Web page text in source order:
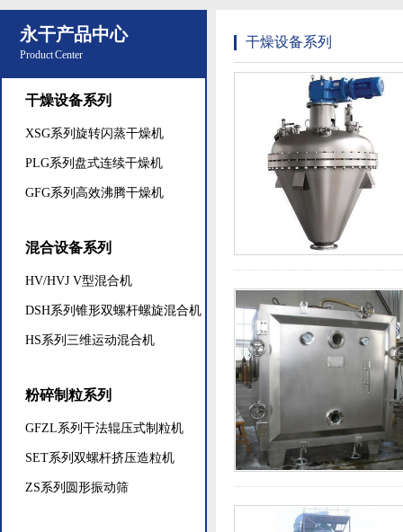
永干产品中心
Product Center
干燥设备系列
XSG系列旋转闪蒸干燥机
PLG系列盘式连续干燥机
GFG系列高效沸腾干燥机
混合设备系列
HV/HVJ V型混合机
DSH系列锥形双螺杆螺旋混合机
HS系列三维运动混合机
粉碎制粒系列
GFZL系列干法辊压式制粒机
SET系列双螺杆挤压造粒机
ZS系列圆形振动筛
干燥设备系列